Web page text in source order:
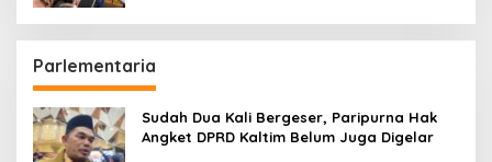
Parlementaria
Sudah Dua Kali Bergeser, Paripurna Hak
Angket DPRD Kaltim Belum Juga Digelar